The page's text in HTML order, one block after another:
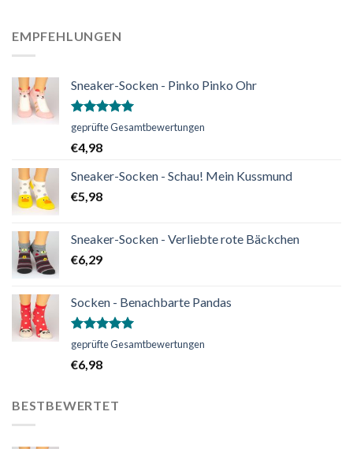
EMPFEHLUNGEN
Sneaker-Socken - Pinko Pinko Ohr
Bewertet
von 5
geprüfte Gesamtbewertungen
€4,98
Sneaker-Socken - Schau! Mein Kussmund
€5,98
Sneaker-Socken - Verliebte rote Bäckchen
€6,29
Socken - Benachbarte Pandas
Bewertet
von 5
geprüfte Gesamtbewertungen
€6,98
BESTBEWERTET